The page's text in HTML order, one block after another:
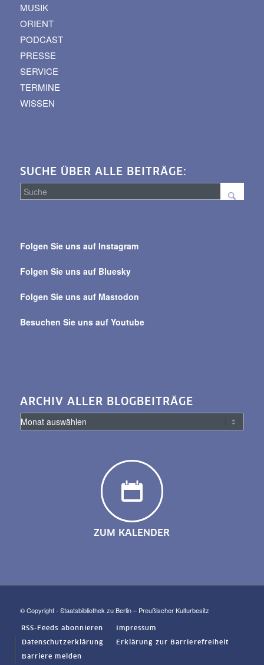
MUSIK
ORIENT
PODCAST
PRESSE
SERVICE
TERMINE
WISSEN
SUCHE ÜBER ALLE BEITRÄGE:
alle
Folgen Sie uns auf Instagram
Folgen Sie uns auf Bluesky
Folgen Sie uns auf Mastodon
Besuchen Sie uns auf Youtube
ARCHIV ALLER BLOGBEITRÄGE
ZUM KALENDER
© Copyright - Staatsbibliothek zu Berlin – Preußischer Kulturbesitz
RSS-Feeds abonnieren Impressum
Datenschutzerklärung Erklärung zur Barrierefreiheit
Barriere melden